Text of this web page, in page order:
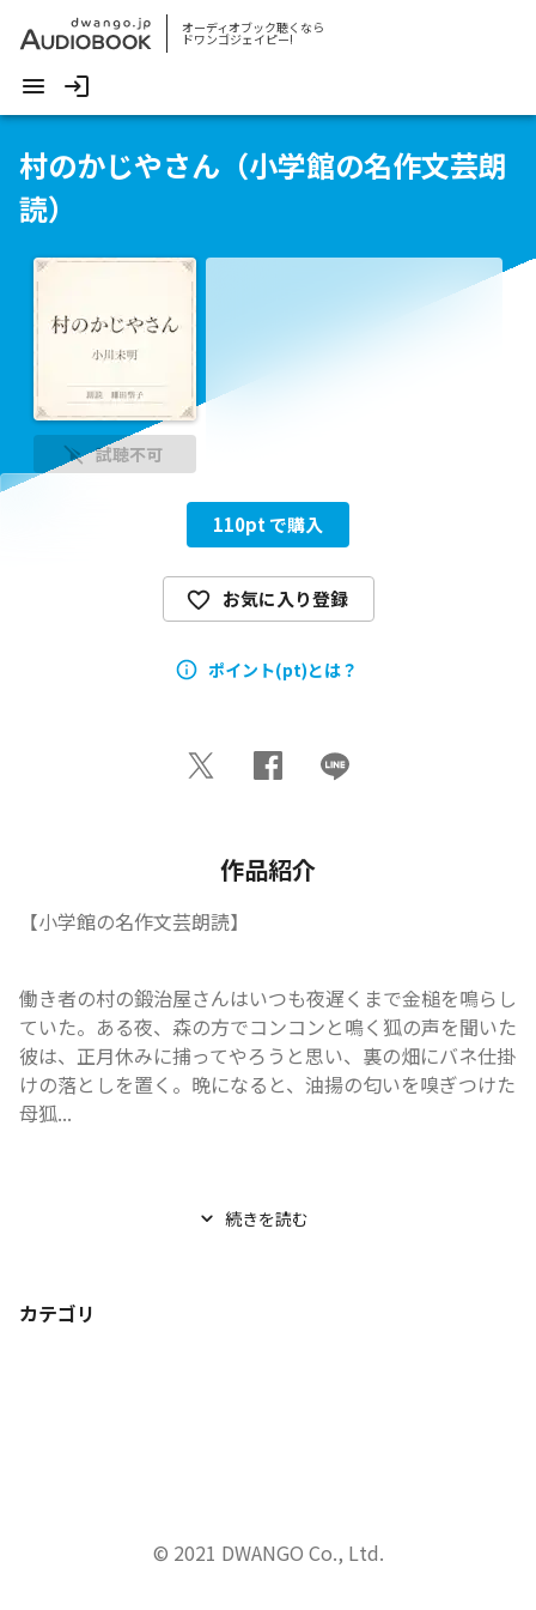
オーディオブック聴くなら
ドワンゴジェイピー!
村のかじやさん（小学館の名作文芸朗
読）
試聴不可
110pt で購入
お気に入り登録
ポイント(pt)とは？
作品紹介
【小学館の名作文芸朗読】
働き者の村の鍛治屋さんはいつも夜遅くまで金槌を鳴らし
ていた。ある夜、森の方でコンコンと鳴く狐の声を聞いた
彼は、正月休みに捕ってやろうと思い、裏の畑にバネ仕掛
けの落としを置く。晩になると、油揚の匂いを嗅ぎつけた
母狐...
続きを読む
カテゴリ
© 2021 DWANGO Co., Ltd.